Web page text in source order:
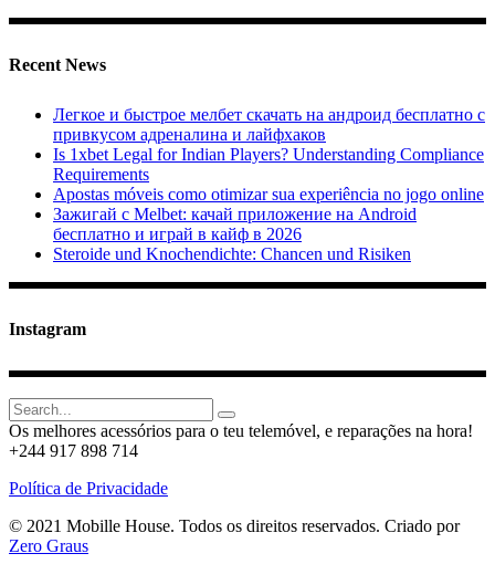
Recent News
Легкое и быстрое мелбет скачать на андроид бесплатно с
привкусом адреналина и лайфхаков
Is 1xbet Legal for Indian Players? Understanding Compliance
Requirements
Apostas móveis como otimizar sua experiência no jogo online
Зажигай с Melbet: качай приложение на Android
бесплатно и играй в кайф в 2026
Steroide und Knochendichte: Chancen und Risiken
Instagram
Search
for:
Os melhores acessórios para o teu telemóvel, e reparações na hora!
+244 917 898 714
Política de Privacidade
© 2021 Mobille House. Todos os direitos reservados. Criado por
Zero Graus